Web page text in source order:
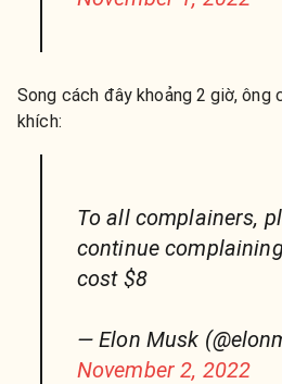
Song cách đây khoảng 2 giờ, ông
khích:
To all complainers,
continue
cost $8
— Elon Musk
November 2, 2022